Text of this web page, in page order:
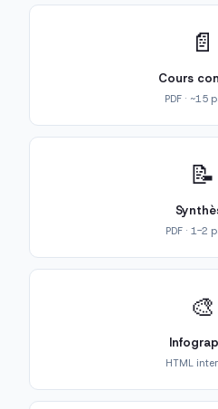
📄
Cours
PDF · ~15
📝
PDF · 1-2
🎨
HTML